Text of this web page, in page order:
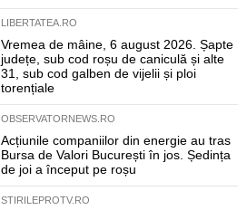
LIBERTATEA.RO
Vremea de mâine, 6 august 2026. Șapte
județe, sub cod roșu de caniculă și alte
31, sub cod galben de vijelii și ploi
torențiale
OBSERVATORNEWS.RO
Acțiunile companiilor din energie au tras
Bursa de Valori București în jos. Ședința
de joi a început pe roșu
STIRILEPROTV.RO